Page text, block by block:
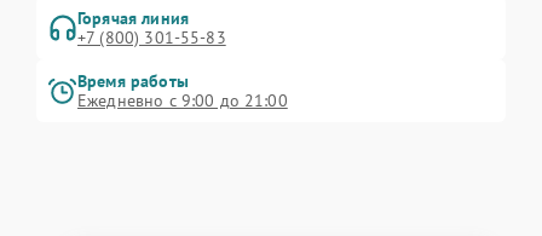
Горячая линия
+7 (800) 301-55-83
Время работы
Ежедневно с 9:00 до 21:00